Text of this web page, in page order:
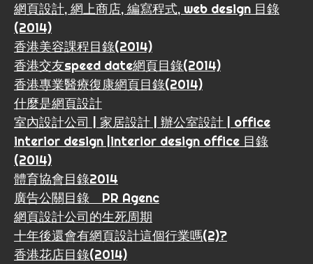
網頁設計, 網上商店, 編寫程式, web design 目錄
(2014)
香港美容課程目錄(2014)
香港交友speed date網頁目錄(2014)
香港專業醫療復康網頁目錄(2014)
什麼是網頁設計
室內設計公司 | 家居設計 | 辦公室設計 | office
interior design |interior design office 目錄
(2014)
體育協會目錄2014
廣告公關目錄 PR Agenc
網頁設計公司的生死周期
十年後還會有網頁設計這個行業嗎(2)?
香港花店目錄(2014)